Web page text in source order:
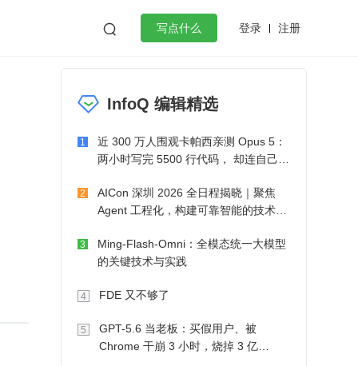
 写点什么 登录 注册
微服务架构 flutter
InfoQ 编辑精选
1
近 300 万人围观卡帕西亲测 Opus 5：
两小时写完 5500 行代码， 却连自己写
2
AICon 深圳 2026 全日程揭晓｜聚焦
Agent 工程化，构建可靠智能的技术路
3
Ming-Flash-Omni：全模态统一大模型
的关键技术与实践
4 FDE 又不够了
5
GPT-5.6 当老板：买假用户、被
Chrome 干崩 3 小时，烧掉 3 亿